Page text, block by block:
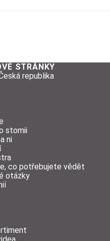
STRÁNKY
republika
stomii
ni
co potřebujete vědět
otázky